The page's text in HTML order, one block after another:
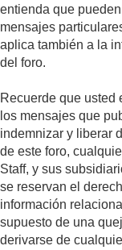
entienda que
mensajes
aplica también a la
del foro.
Recuerde que usted
los mensajes que
indemnizar y liberar
de este foro,
Staff, y sus
se reservan el
información
supuesto de una
derivarse de